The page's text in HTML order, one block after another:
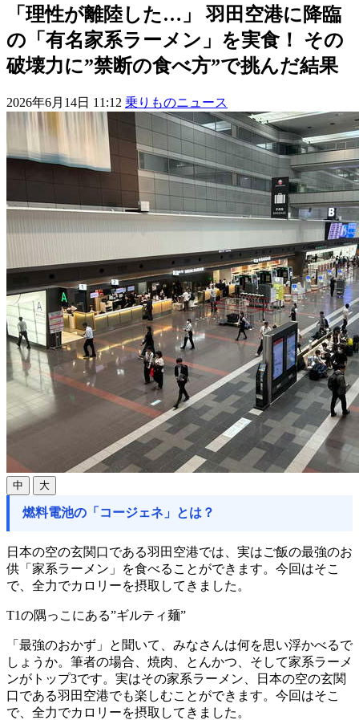
「理性が離陸した…」 羽田空港に降臨
の「有名家系ラーメン」を実食！ その
破壊力に”禁断の食べ方”で挑んだ結果
2026年6月14日 11:12 乗りものニュース
中 大
燃料電池の「コージェネ」とは？
日本の空の玄関口である羽田空港では、実はご飯の最強のお
供「家系ラーメン」を食べることができます。今回はそこ
で、全力でカロリーを摂取してきました。
T1の隅っこにある”ギルティ麺”
「最強のおかず」と聞いて、みなさんは何を思い浮かべるで
しょうか。筆者の場合、焼肉、とんかつ、そして家系ラーメ
ンがトップ3です。実はその家系ラーメン、日本の空の玄関
口である羽田空港でも楽しむことができます。今回はそこ
で、全力でカロリーを摂取してきました。